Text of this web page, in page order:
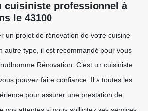
cuisiniste professionnel à
le 43100
un projet de rénovation de votre cuisine
autre type, il est recommandé pour vous
Rénovation. C’est un cuisiniste
pouvez faire confiance. Il a toutes les
pour assurer une prestation de